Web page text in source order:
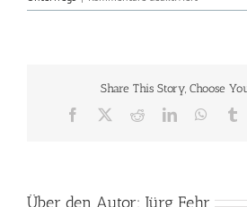
2025-
Share This Story, Choose
Facebook RedditLinkedIn
Über den Autor: Jürg Fehr